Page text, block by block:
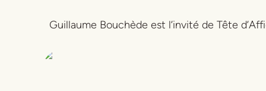
Guillaume Bouchède est l’invité de Tête